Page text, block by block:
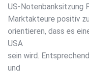
US-Notenbanksitzung
Marktakteure positiv zu
orientieren, dass es
USA
sein wird.
und